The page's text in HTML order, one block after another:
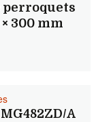
perroquets
300 mm
A